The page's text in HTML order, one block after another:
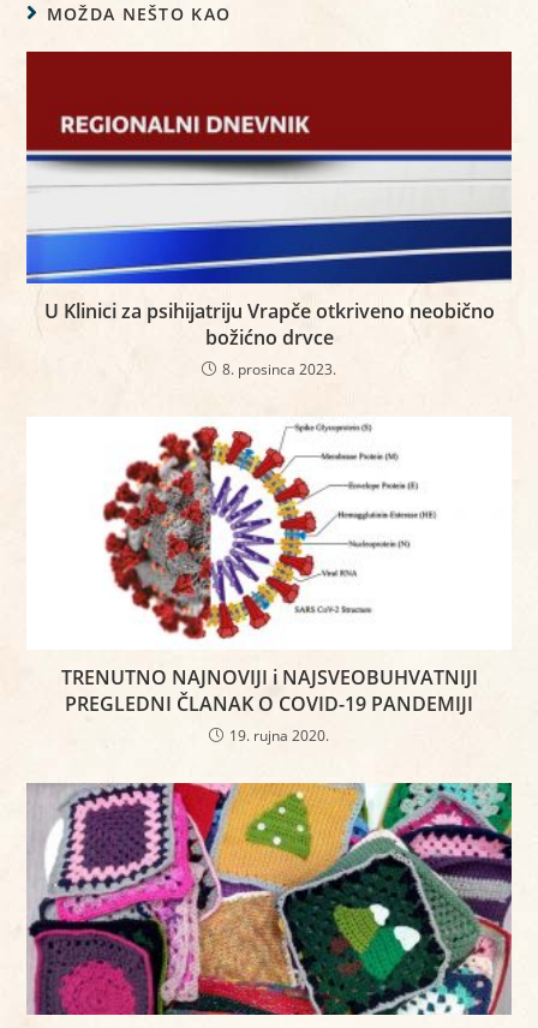
MOŽDA NEŠTO KAO
U Klinici za psihijatriju Vrapče otkriveno neobično
božićno drvce
8. prosinca 2023.
TRENUTNO NAJNOVIJI i NAJSVEOBUHVATNIJI
PREGLEDNI ČLANAK O COVID-19 PANDEMIJI
19. rujna 2020.